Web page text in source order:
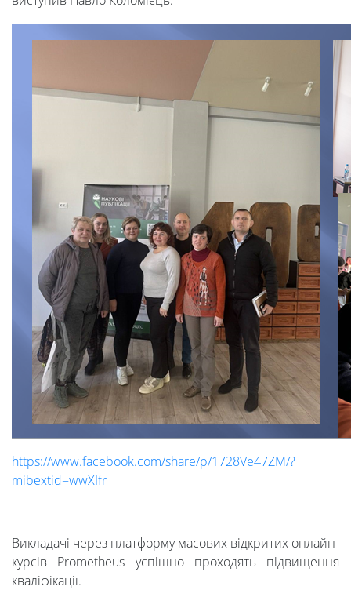
ліцей
https://www.facebook.com/share/p/1728Ve47ZM/?
mibextid=wwXIfr
Викладачі через платформу масових відкритих онлайн-
курсів Prometheus успішно проходять підвищення
кваліфікації.